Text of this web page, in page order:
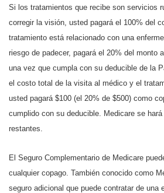
Si los tratamientos que recibe son servicios
corregir la visión, usted pagará el 100% del
tratamiento está relacionado con una
riesgo de padecer, pagará el 20% del monto
una vez que cumpla con su deducible de la
el costo total de la visita al médico y el
usted pagará $100 (el 20% de $500) como
cumplido con su deducible. Medicare se
restantes.
El Seguro Complementario de Medicare
cualquier copago. También conocido como
seguro adicional que puede contratar de una